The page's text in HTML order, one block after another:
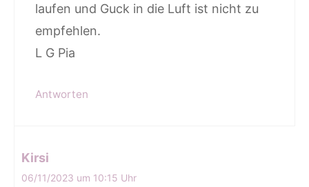
laufen und Guck in die Luft ist nicht zu
empfehlen.
L G Pia
Antworten
Kirsi
06/11/2023 um 10:15 Uhr